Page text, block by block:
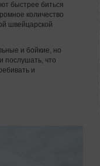
быстрее биться
количество
швейцарской
и бойкие, но
послушать, что
и